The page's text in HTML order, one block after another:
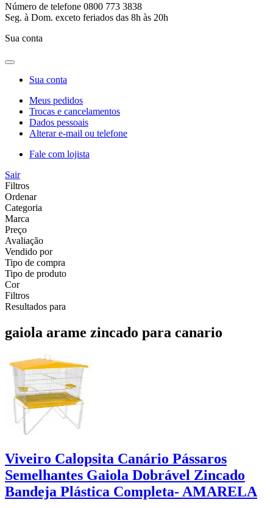
Número de telefone 0800 773 3838
Seg. à Dom. exceto feriados das 8h às 20h
Sua conta
Sua conta
Meus pedidos
Trocas e cancelamentos
Dados pessoais
Alterar e-mail ou telefone
Fale com lojista
Sair
Filtros
Ordenar
Categoria
Marca
Preço
Avaliação
Vendido por
Tipo de compra
Tipo de produto
Cor
Filtros
Resultados para
gaiola arame zincado para canario
Viveiro Calopsita Canário Pássaros
Semelhantes Gaiola Dobrável Zincado
Bandeja Plástica Completa- AMARELA